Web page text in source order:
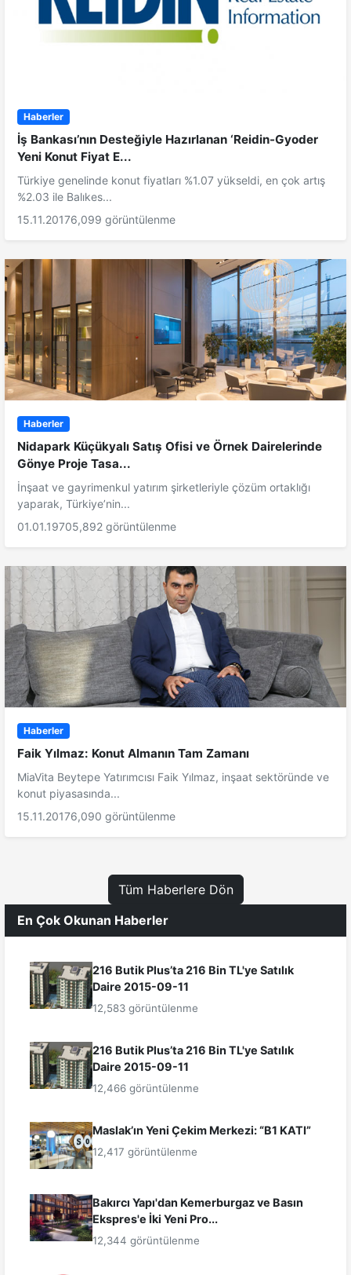
Haberler
İş Bankası’nın Desteğiyle Hazırlanan ‘Reidin-Gyoder
Yeni Konut Fiyat E...
Türkiye genelinde konut fiyatları %1.07 yükseldi, en çok artış
%2.03 ile Balıkes...
15.11.20176,099 görüntülenme
Haberler
Nidapark Küçükyalı Satış Ofisi ve Örnek Dairelerinde
Gönye Proje Tasa...
İnşaat ve gayrimenkul yatırım şirketleriyle çözüm ortaklığı
yaparak, Türkiye’nin...
01.01.19705,892 görüntülenme
Haberler
Faik Yılmaz: Konut Almanın Tam Zamanı
MiaVita Beytepe Yatırımcısı Faik Yılmaz, inşaat sektöründe ve
konut piyasasında...
15.11.20176,090 görüntülenme
Tüm Haberlere Dön
En Çok Okunan Haberler
216 Butik Plus’ta 216 Bin TL'ye Satılık
Daire 2015-09-11
12,583 görüntülenme
216 Butik Plus’ta 216 Bin TL'ye Satılık
Daire 2015-09-11
12,466 görüntülenme
Maslak’ın Yeni Çekim Merkezi: “B1 KATI”
12,417 görüntülenme
Bakırcı Yapı'dan Kemerburgaz ve Basın
Ekspres'e İki Yeni Pro...
12,344 görüntülenme